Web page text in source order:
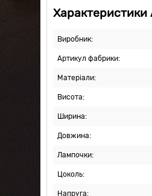
Характеристики
Виробник:
Артикул фабрики:
Матеріали:
Висота:
Ширина:
Довжина:
Лампочки:
Цоколь:
Напруга: